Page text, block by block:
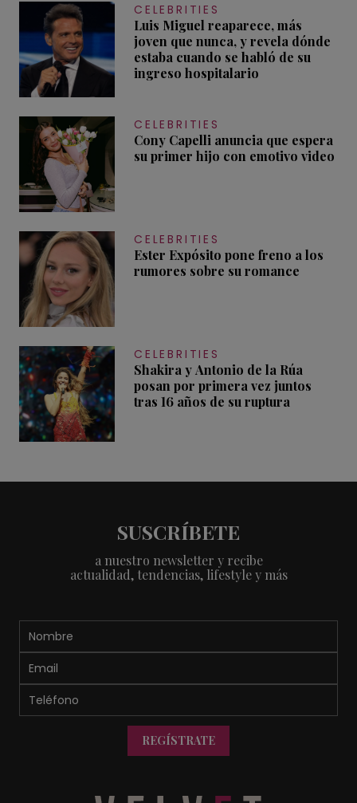
CELEBRITIES
Luis Miguel reaparece, más
joven que nunca, y revela dónde
estaba cuando se habló de su
ingreso hospitalario
CELEBRITIES
Cony Capelli anuncia que espera
su primer hijo con emotivo video
CELEBRITIES
Ester Expósito pone freno a los
rumores sobre su romance
CELEBRITIES
Shakira y Antonio de la Rúa
posan por primera vez juntos
tras 16 años de su ruptura
SUSCRÍBETE
a nuestro newsletter y recibe
actualidad, tendencias, lifestyle y más
REGÍSTRATE